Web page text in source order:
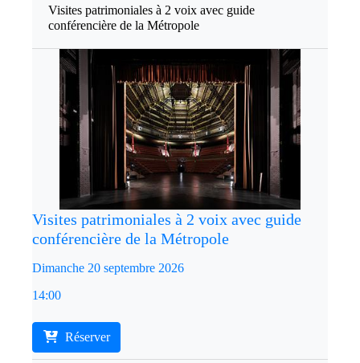
Visites patrimoniales à 2 voix avec guide
conférencière de la Métropole
Visites patrimoniales à 2 voix avec guide
conférencière de la Métropole
Dimanche 20 septembre 2026
14:00
Réserver